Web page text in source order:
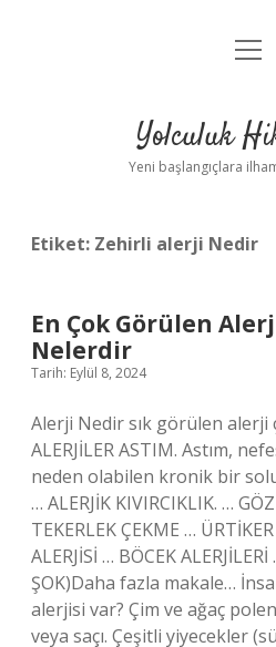
Anasayfa
Yasal
Yolculuk
Yeni başlangıçlara
Etiket: Zehirli alerji Nedir
En Çok Görülen
Nelerdir
Tarih: Eylül 8, 2024
Alerji Nedir sık görülen alerji
ALERJİLER ASTIM. Astım,
neden olabilen kronik bir
… ALERJİK KIVIRCIKLIK. …
TEKERLEK ÇEKME …
ALERJİSİ … BÖCEK
ŞOK)Daha fazla makale…
alerjisi var? Çim ve ağaç
veya saçı. Çeşitli yiyecekler